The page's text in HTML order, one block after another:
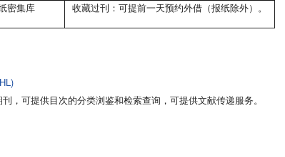
密集库 收藏过刊：可提前一天预约外借（报纸除外）。
，可提供目次的分类浏鉴和检索查询，可提供文献传递服务。